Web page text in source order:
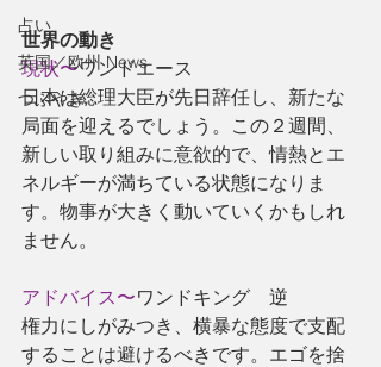
占い
英国／欧州 News
つぶやき
世界の動き
現状〜ワンドエース
日本は総理大臣が先日辞任し、新たな
局面を迎えるでしょう。この２週間、
新しい取り組みに意欲的で、情熱とエ
ネルギーが満ちている状態になりま
す。物事が大きく動いていくかもしれ
ません。
アドバイス〜ワンドキング　逆
権力にしがみつき、横暴な態度で支配
することは避けるべきです。エゴを捨